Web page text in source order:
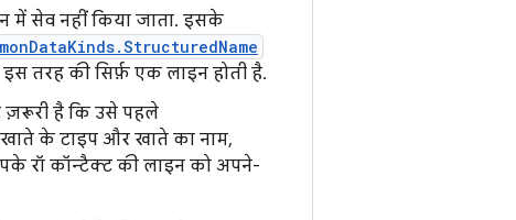
में सेव नहीं किया जाता. इसके
तरह की सिर्फ़ एक लाइन होती है.
ज़रूरी है कि उसे पहले
के टाइप और खाते का नाम,
रॉ कॉन्टैक्ट की लाइन को अपने-